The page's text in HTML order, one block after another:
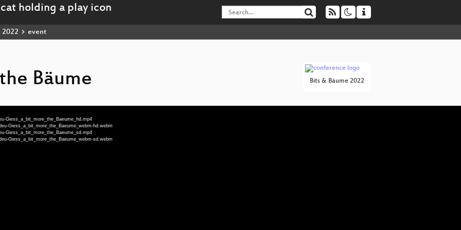
2022 event
Bits & Bäume 2022
Bäume
Giess_a_bit_more_the_Baeume_hd.mp4
Giess_a_bit_more_the_Baeume_webm-hd.webm
Giess_a_bit_more_the_Baeume_sd.mp4
Giess_a_bit_more_the_Baeume_webm-sd.webm